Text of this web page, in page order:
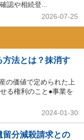
認や相続登...
2026-07-25
法とは？抹消す
の価値で定められた上
る権利のこと●事業を
2024-01-30
分減殺請求との